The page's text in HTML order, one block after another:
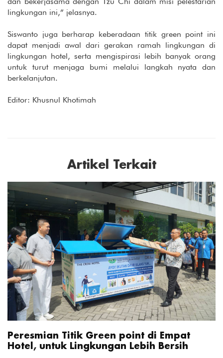
lingkungan ini,” jelasnya.
Siswanto juga berharap keberadaan titik green point ini
dapat menjadi awal dari gerakan ramah lingkungan di
lingkungan hotel, serta mengispirasi lebih banyak orang
untuk turut menjaga bumi melalui langkah nyata dan
berkelanjutan.
Editor: Khusnul Khotimah
Artikel Terkait
Peresmian Titik Green point di Empat
Hotel, untuk Lingkungan Lebih Bersih